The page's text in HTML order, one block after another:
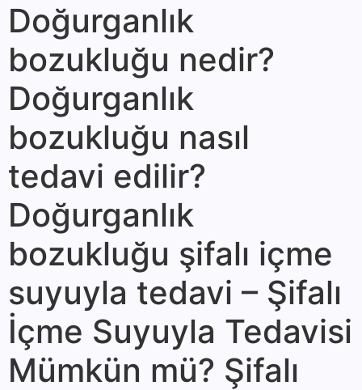
Doğurganlık
bozukluğu nedir?
Doğurganlık
bozukluğu nasıl
tedavi edilir?
Doğurganlık
bozukluğu şifalı içme
suyuyla tedavi – Şifalı
İçme Suyuyla Tedavisi
Mümkün mü? Şifalı